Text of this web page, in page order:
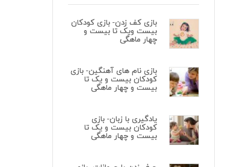
بازی کف زدن- بازی کودکان
بیست ویک تا بیست و
چهار ماهگی
بازی نام های آهنگین- بازی
کودکان بیست و یک تا
بیست و چهار ماهگی
یادگیری با زبان- بازی
کودکان بیست و یک تا
بیست و چهار ماهگی